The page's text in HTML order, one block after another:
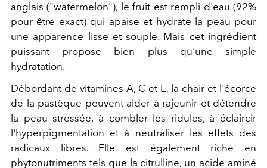
anglais ("watermelon"), le fruit est rempli d'eau (92%
pour être exact) qui apaise et hydrate la peau pour
une apparence lisse et souple. Mais cet ingrédient
puissant propose bien plus qu'une simple
hydratation.
Débordant de vitamines A, C et E, la chair et l'écorce
de la pastèque peuvent aider à rajeunir et détendre
la peau stressée, à combler les ridules, à éclaircir
l'hyperpigmentation et à neutraliser les effets des
radicaux libres. Elle est également riche en
phytonutriments tels que la citrulline, un acide aminé